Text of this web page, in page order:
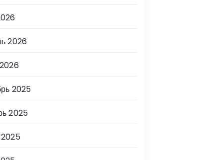
2026
2025
2025